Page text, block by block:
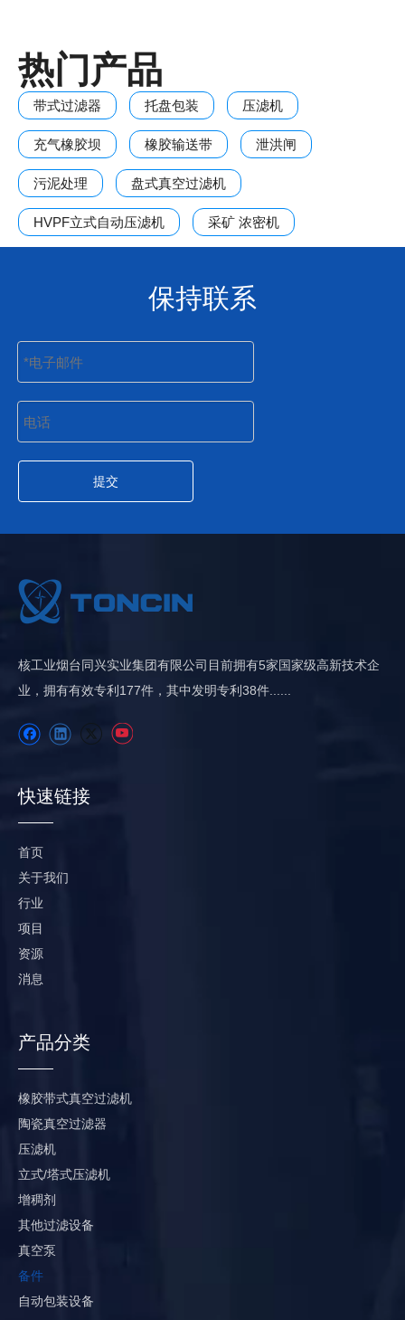
热门产品
带式过滤器 托盘包装 压滤机
充气橡胶坝 橡胶输送带 泄洪闸
污泥处理 盘式真空过滤机
HVPF立式自动压滤机 采矿 浓密机
保持联系
提交
核工业烟台同兴实业集团有限公司目前拥有5家国家级高新技术企
业，拥有有效专利​​177件，其中发明专利38件......
快速链接
首页
关于我们
行业
项目
资源
消息
产品分类
橡胶带式真空过滤机
陶瓷真空过滤器
压滤机
立式/塔式压滤机
增稠剂
其他过滤设备
真空泵
备件
自动包装设备